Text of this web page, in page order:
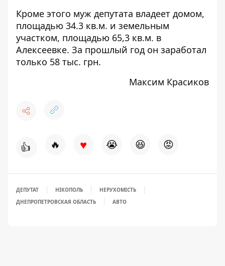
Кроме этого муж депутата владеет домом,
площадью 34.3 кв.м. и земельным
участком, площадью 65,3 кв.м. в
Алексеевке. За прошлый год он заработал
только 58 тыс. грн.
Максим Красиков
👍 🔥 ♥ 😭 😆 😡
ДЕПУТАТ НІКОПОЛЬ
НЕРУХОМІСТЬ
ДНЕПРОПЕТРОВСКАЯ ОБЛАСТЬ
АВТО